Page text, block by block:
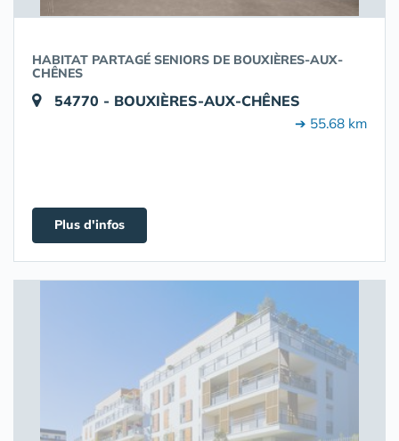
HABITAT PARTAGÉ SENIORS DE BOUXIÈRES-AUX-
CHÊNES
54770 - BOUXIÈRES-AUX-CHÊNES
➔ 55.68 km
Plus d'infos